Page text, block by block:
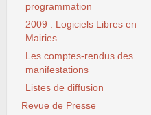
programmation
2009 : Logiciels Libres en
Mairies
Les comptes-rendus des
manifestations
Listes de diffusion
Revue de Presse